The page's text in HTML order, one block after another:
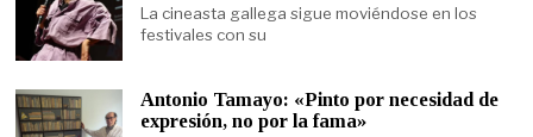
La cineasta gallega sigue moviéndose en los
festivales con su
Antonio Tamayo: «Pinto por necesidad de
expresión, no por la fama»